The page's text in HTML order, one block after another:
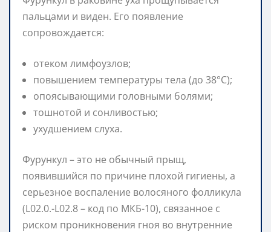
пальцами и виден. Его появление
сопровождается:
отеком лимфоузлов;
повышением температуры тела (до 38°С);
опоясывающими головными болями;
тошнотой и сонливостью;
ухудшением слуха.
Фурункул – это не обычный прыщ,
появившийся по причине плохой гигиены, а
серьезное воспаление волосяного фолликула
(L02.0.-L02.8 – код по МКБ-10), связанное с
риском проникновения гноя во внутренние